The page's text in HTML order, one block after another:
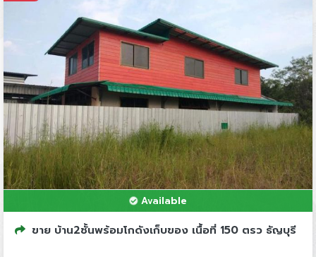
Available
ขาย บ้าน2ชั้นพร้อมโกดังเก็บของ เนื้อที่ 150 ตรว ธัญบุรี